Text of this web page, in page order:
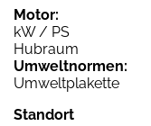
Motor:
kW / PS
Hubraum
Umweltnormen:
Umweltplakette
Standort